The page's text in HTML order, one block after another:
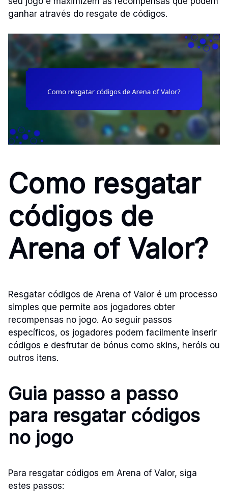
ganhar através do resgate de códigos.
Como resgatar
códigos de
Arena of Valor?
Resgatar códigos de Arena of Valor é um processo
simples que permite aos jogadores obter
recompensas no jogo. Ao seguir passos
específicos, os jogadores podem facilmente inserir
códigos e desfrutar de bónus como skins, heróis ou
outros itens.
Guia passo a passo
para resgatar códigos
no jogo
Para resgatar códigos em Arena of Valor, siga
estes passos: